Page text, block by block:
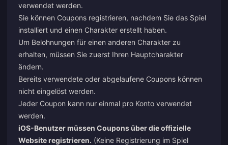
verwendet werden.
Sie können Coupons registrieren, nachdem Sie das Spiel
installiert und einen Charakter erstellt haben.
Um Belohnungen für einen anderen Charakter zu
erhalten, müssen Sie zuerst Ihren Hauptcharakter
ändern.
Bereits verwendete oder abgelaufene Coupons können
nicht eingelöst werden.
Jeder Coupon kann nur einmal pro Konto verwendet
werden.
iOS-Benutzer müssen Coupons über die offizielle
Website registrieren. (Keine Registrierung im Spiel